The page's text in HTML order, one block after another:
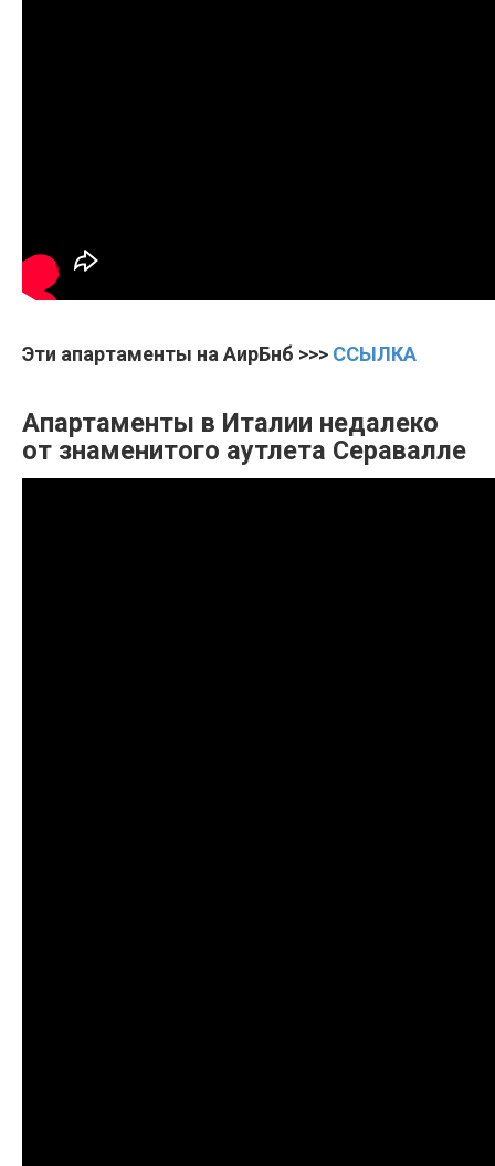
Эти апартаменты на АирБнб >>> ССЫЛКА
Апартаменты в Италии недалеко
от знаменитого аутлета Серавалле